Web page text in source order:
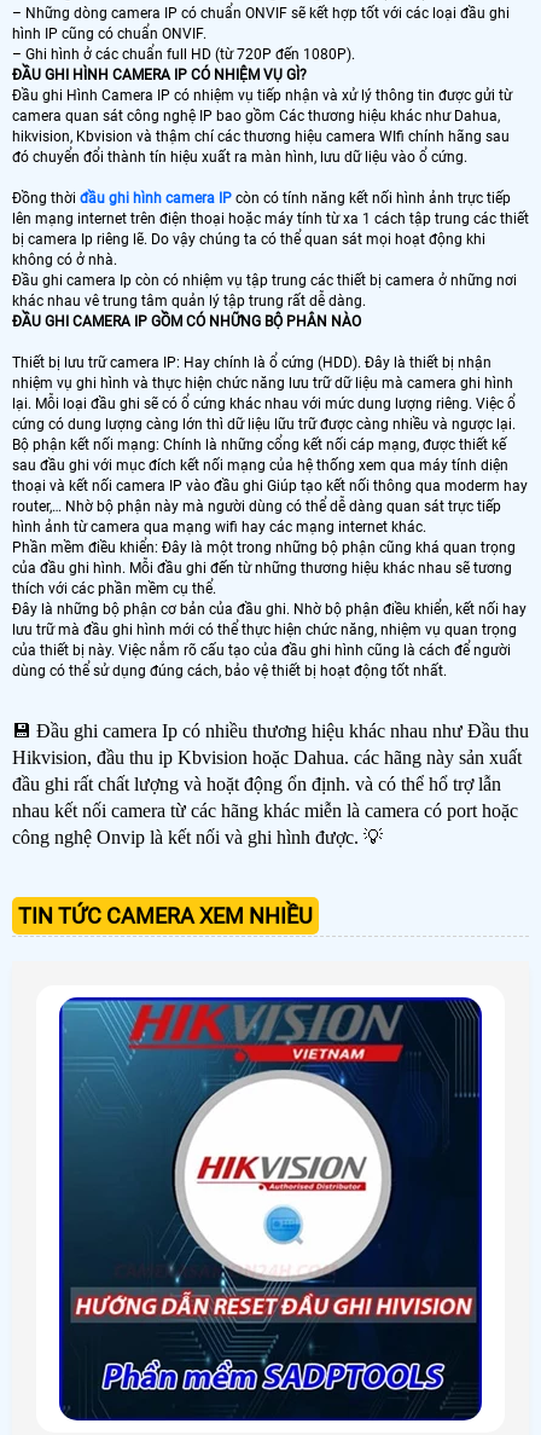
– Những dòng camera IP có chuẩn ONVIF sẽ kết hợp tốt với các loại đầu ghi
hình IP cũng có chuẩn ONVIF.
– Ghi hình ở các chuẩn full HD (từ 720P đến 1080P).
ĐẦU GHI HÌNH CAMERA IP CÓ NHIỆM VỤ GÌ?
Đầu ghi Hình Camera IP có nhiệm vụ tiếp nhận và xử lý thông tin được gửi từ
camera quan sát công nghệ IP bao gồm Các thương hiệu khác như Dahua,
hikvision, Kbvision và thậm chí các thương hiệu camera WIfi chính hãng sau
đó chuyển đổi thành tín hiệu xuất ra màn hình, lưu dữ liệu vào ổ cứng.
Đồng thời đầu ghi hình camera IP còn có tính năng kết nối hình ảnh trực tiếp
lên mạng internet trên điện thoại hoặc máy tính từ xa 1 cách tập trung các thiết
bị camera Ip riêng lẽ. Do vậy chúng ta có thể quan sát mọi hoạt động khi
không có ở nhà.
Đầu ghi camera Ip còn có nhiệm vụ tập trung các thiết bị camera ở những nơi
khác nhau vê trung tâm quản lý tập trung rất dễ dàng.
ĐẦU GHI CAMERA IP GỒM CÓ NHỮNG BỘ PHÂN NÀO
Thiết bị lưu trữ camera IP: Hay chính là ổ cứng (HDD). Đây là thiết bị nhận
nhiệm vụ ghi hình và thực hiện chức năng lưu trữ dữ liệu mà camera ghi hình
lại. Mỗi loại đầu ghi sẽ có ổ cứng khác nhau với mức dung lượng riêng. Việc ổ
cứng có dung lượng càng lớn thì dữ liệu lữu trữ được càng nhiều và ngược lại.
Bộ phận kết nối mạng: Chính là những cổng kết nối cáp mạng, được thiết kế
sau đầu ghi với mục đích kết nối mạng của hệ thống xem qua máy tính diện
thoại và kết nối camera IP vào đầu ghi Giúp tạo kết nối thông qua moderm hay
router,… Nhờ bộ phận này mà người dùng có thể dễ dàng quan sát trực tiếp
hình ảnh từ camera qua mạng wifi hay các mạng internet khác.
Phần mềm điều khiển: Đây là một trong những bộ phận cũng khá quan trọng
của đầu ghi hình. Mỗi đầu ghi đến từ những thương hiệu khác nhau sẽ tương
thích với các phần mềm cụ thể.
Đây là những bộ phận cơ bản của đầu ghi. Nhờ bộ phận điều khiển, kết nối hay
lưu trữ mà đầu ghi hình mới có thể thực hiện chức năng, nhiệm vụ quan trọng
của thiết bị này. Việc nắm rõ cấu tạo của đầu ghi hình cũng là cách để người
dùng có thể sử dụng đúng cách, bảo vệ thiết bị hoạt động tốt nhất.
💾 Đầu ghi camera Ip có nhiều thương hiệu khác nhau như Đầu thu
Hikvision, đầu thu ip Kbvision hoặc Dahua. các hãng này sản xuất
đầu ghi rất chất lượng và hoặt động ổn định. và có thể hổ trợ lẫn
nhau kết nối camera từ các hãng khác miễn là camera có port hoặc
công nghệ Onvip là kết nối và ghi hình được. 💡
TIN TỨC CAMERA XEM NHIỀU